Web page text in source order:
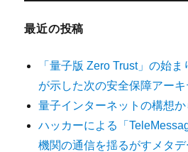
最近の投稿
「量子版 Zero Trust」の始
が示した次の安全保障アーキ
量子インターネットの構想
ハッカーによる「
機関の通信を揺るがすメタ